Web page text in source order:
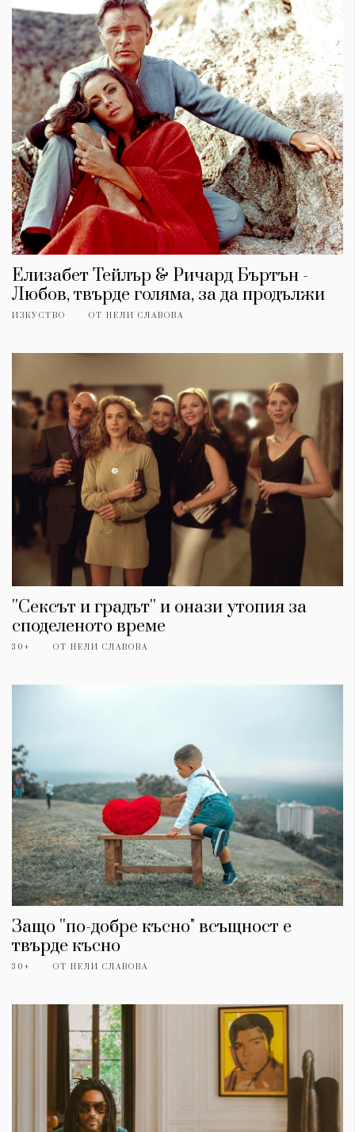
Елизабет Тейлър & Ричард Бъртън -
Любов, твърде голяма, за да продължи
ИЗКУСТВО ОТ НЕЛИ СЛАВОВА
''Сексът и градът'' и онази утопия за
споделеното време
30+ ОТ НЕЛИ СЛАВОВА
Защо ''по-добре късно" всъщност е
твърде късно
30+ ОТ НЕЛИ СЛАВОВА
КАТЕГОРИИ
Wine&Dine
Изкуство